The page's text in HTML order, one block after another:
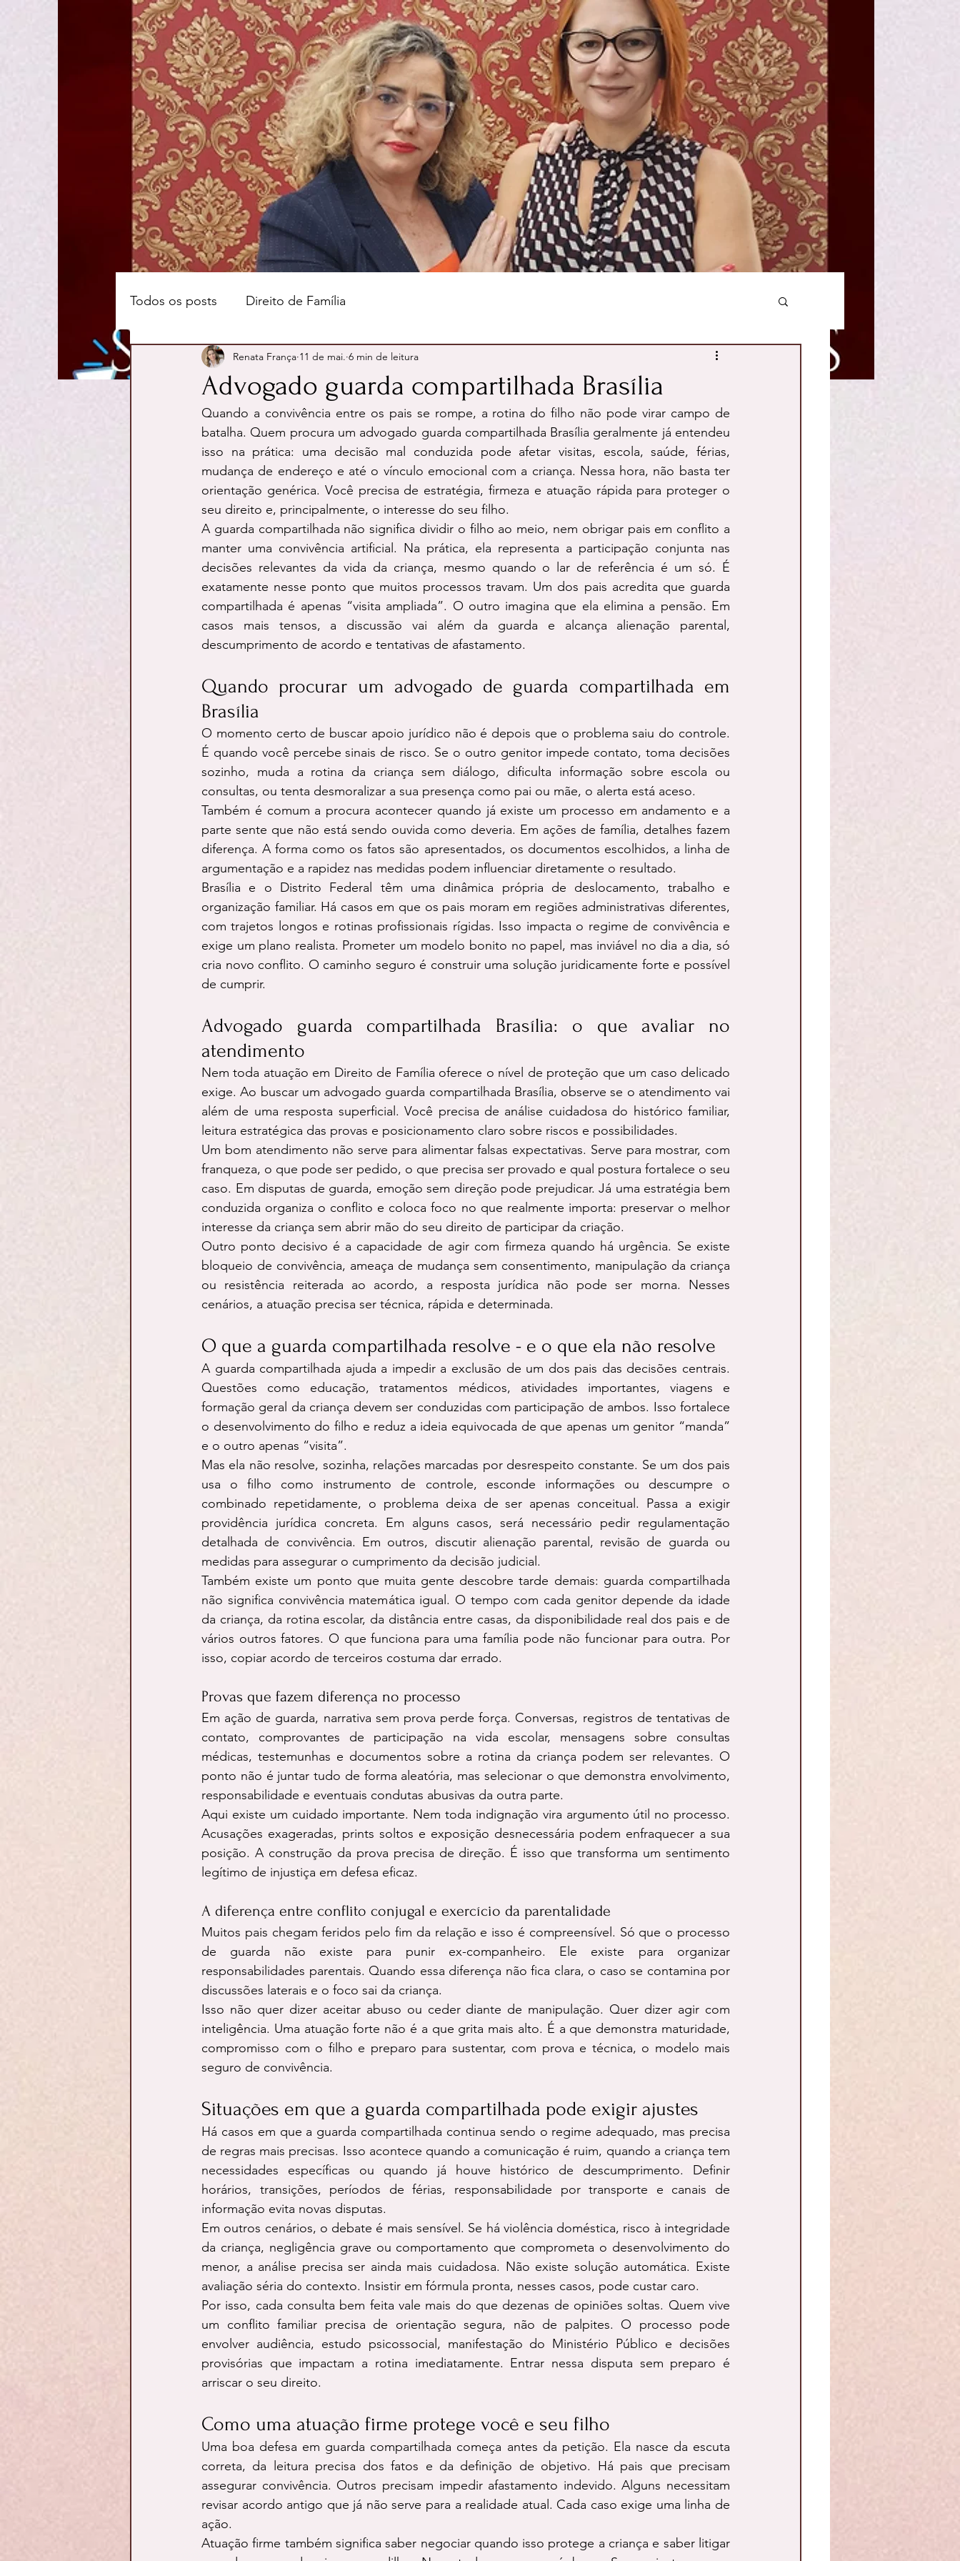
Todos os posts Direito de Família
Advogado guarda compartilhada Brasília
Renata França 11 de mai. 6 min de leitura
Quando a convivência entre os pais se rompe, a rotina do filho não pode virar campo de
batalha. Quem procura um advogado guarda compartilhada Brasília geralmente já entendeu
isso na prática: uma decisão mal conduzida pode afetar visitas, escola, saúde, férias,
mudança de endereço e até o vínculo emocional com a criança. Nessa hora, não basta ter
orientação genérica. Você precisa de estratégia, firmeza e atuação rápida para proteger o
seu direito e, principalmente, o interesse do seu filho.
A guarda compartilhada não significa dividir o filho ao meio, nem obrigar pais em conflito a
manter uma convivência artificial. Na prática, ela representa a participação conjunta nas
decisões relevantes da vida da criança, mesmo quando o lar de referência é um só. É
exatamente nesse ponto que muitos processos travam. Um dos pais acredita que guarda
compartilhada é apenas “visita ampliada”. O outro imagina que ela elimina a pensão. Em
casos mais tensos, a discussão vai além da guarda e alcança alienação parental,
descumprimento de acordo e tentativas de afastamento.
Quando procurar um advogado de guarda compartilhada em
Brasília
O momento certo de buscar apoio jurídico não é depois que o problema saiu do controle.
É quando você percebe sinais de risco. Se o outro genitor impede contato, toma decisões
sozinho, muda a rotina da criança sem diálogo, dificulta informação sobre escola ou
consultas, ou tenta desmoralizar a sua presença como pai ou mãe, o alerta está aceso.
Também é comum a procura acontecer quando já existe um processo em andamento e a
parte sente que não está sendo ouvida como deveria. Em ações de família, detalhes fazem
diferença. A forma como os fatos são apresentados, os documentos escolhidos, a linha de
argumentação e a rapidez nas medidas podem influenciar diretamente o resultado.
Brasília e o Distrito Federal têm uma dinâmica própria de deslocamento, trabalho e
organização familiar. Há casos em que os pais moram em regiões administrativas diferentes,
com trajetos longos e rotinas profissionais rígidas. Isso impacta o regime de convivência e
exige um plano realista. Prometer um modelo bonito no papel, mas inviável no dia a dia, só
cria novo conflito. O caminho seguro é construir uma solução juridicamente forte e possível
de cumprir.
Advogado guarda compartilhada Brasília: o que avaliar no
atendimento
Nem toda atuação em Direito de Família oferece o nível de proteção que um caso delicado
exige. Ao buscar um advogado guarda compartilhada Brasília, observe se o atendimento vai
além de uma resposta superficial. Você precisa de análise cuidadosa do histórico familiar,
leitura estratégica das provas e posicionamento claro sobre riscos e possibilidades.
Um bom atendimento não serve para alimentar falsas expectativas. Serve para mostrar, com
franqueza, o que pode ser pedido, o que precisa ser provado e qual postura fortalece o seu
caso. Em disputas de guarda, emoção sem direção pode prejudicar. Já uma estratégia bem
conduzida organiza o conflito e coloca foco no que realmente importa: preservar o melhor
interesse da criança sem abrir mão do seu direito de participar da criação.
Outro ponto decisivo é a capacidade de agir com firmeza quando há urgência. Se existe
bloqueio de convivência, ameaça de mudança sem consentimento, manipulação da criança
ou resistência reiterada ao acordo, a resposta jurídica não pode ser morna. Nesses
cenários, a atuação precisa ser técnica, rápida e determinada.
O que a guarda compartilhada resolve - e o que ela não resolve
A guarda compartilhada ajuda a impedir a exclusão de um dos pais das decisões centrais.
Questões como educação, tratamentos médicos, atividades importantes, viagens e
formação geral da criança devem ser conduzidas com participação de ambos. Isso fortalece
o desenvolvimento do filho e reduz a ideia equivocada de que apenas um genitor “manda”
e o outro apenas “visita”.
Mas ela não resolve, sozinha, relações marcadas por desrespeito constante. Se um dos pais
usa o filho como instrumento de controle, esconde informações ou descumpre o
combinado repetidamente, o problema deixa de ser apenas conceitual. Passa a exigir
providência jurídica concreta. Em alguns casos, será necessário pedir regulamentação
detalhada de convivência. Em outros, discutir alienação parental, revisão de guarda ou
medidas para assegurar o cumprimento da decisão judicial.
Também existe um ponto que muita gente descobre tarde demais: guarda compartilhada
não significa convivência matemática igual. O tempo com cada genitor depende da idade
da criança, da rotina escolar, da distância entre casas, da disponibilidade real dos pais e de
vários outros fatores. O que funciona para uma família pode não funcionar para outra. Por
isso, copiar acordo de terceiros costuma dar errado.
Provas que fazem diferença no processo
Em ação de guarda, narrativa sem prova perde força. Conversas, registros de tentativas de
contato, comprovantes de participação na vida escolar, mensagens sobre consultas
médicas, testemunhas e documentos sobre a rotina da criança podem ser relevantes. O
ponto não é juntar tudo de forma aleatória, mas selecionar o que demonstra envolvimento,
responsabilidade e eventuais condutas abusivas da outra parte.
Aqui existe um cuidado importante. Nem toda indignação vira argumento útil no processo.
Acusações exageradas, prints soltos e exposição desnecessária podem enfraquecer a sua
posição. A construção da prova precisa de direção. É isso que transforma um sentimento
legítimo de injustiça em defesa eficaz.
A diferença entre conflito conjugal e exercício da parentalidade
Muitos pais chegam feridos pelo fim da relação e isso é compreensível. Só que o processo
de guarda não existe para punir ex-companheiro. Ele existe para organizar
responsabilidades parentais. Quando essa diferença não fica clara, o caso se contamina por
discussões laterais e o foco sai da criança.
Isso não quer dizer aceitar abuso ou ceder diante de manipulação. Quer dizer agir com
inteligência. Uma atuação forte não é a que grita mais alto. É a que demonstra maturidade,
compromisso com o filho e preparo para sustentar, com prova e técnica, o modelo mais
seguro de convivência.
Situações em que a guarda compartilhada pode exigir ajustes
Há casos em que a guarda compartilhada continua sendo o regime adequado, mas precisa
de regras mais precisas. Isso acontece quando a comunicação é ruim, quando a criança tem
necessidades específicas ou quando já houve histórico de descumprimento. Definir
horários, transições, períodos de férias, responsabilidade por transporte e canais de
informação evita novas disputas.
Em outros cenários, o debate é mais sensível. Se há violência doméstica, risco à integridade
da criança, negligência grave ou comportamento que comprometa o desenvolvimento do
menor, a análise precisa ser ainda mais cuidadosa. Não existe solução automática. Existe
avaliação séria do contexto. Insistir em fórmula pronta, nesses casos, pode custar caro.
Por isso, cada consulta bem feita vale mais do que dezenas de opiniões soltas. Quem vive
um conflito familiar precisa de orientação segura, não de palpites. O processo pode
envolver audiência, estudo psicossocial, manifestação do Ministério Público e decisões
provisórias que impactam a rotina imediatamente. Entrar nessa disputa sem preparo é
arriscar o seu direito.
Como uma atuação firme protege você e seu filho
Uma boa defesa em guarda compartilhada começa antes da petição. Ela nasce da escuta
correta, da leitura precisa dos fatos e da definição de objetivo. Há pais que precisam
assegurar convivência. Outros precisam impedir afastamento indevido. Alguns necessitam
revisar acordo antigo que já não serve para a realidade atual. Cada caso exige uma linha de
ação.
Atuação firme também significa saber negociar quando isso protege a criança e saber litigar